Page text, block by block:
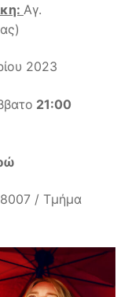
Αγ.
2023
21:00
/ Τμήμα